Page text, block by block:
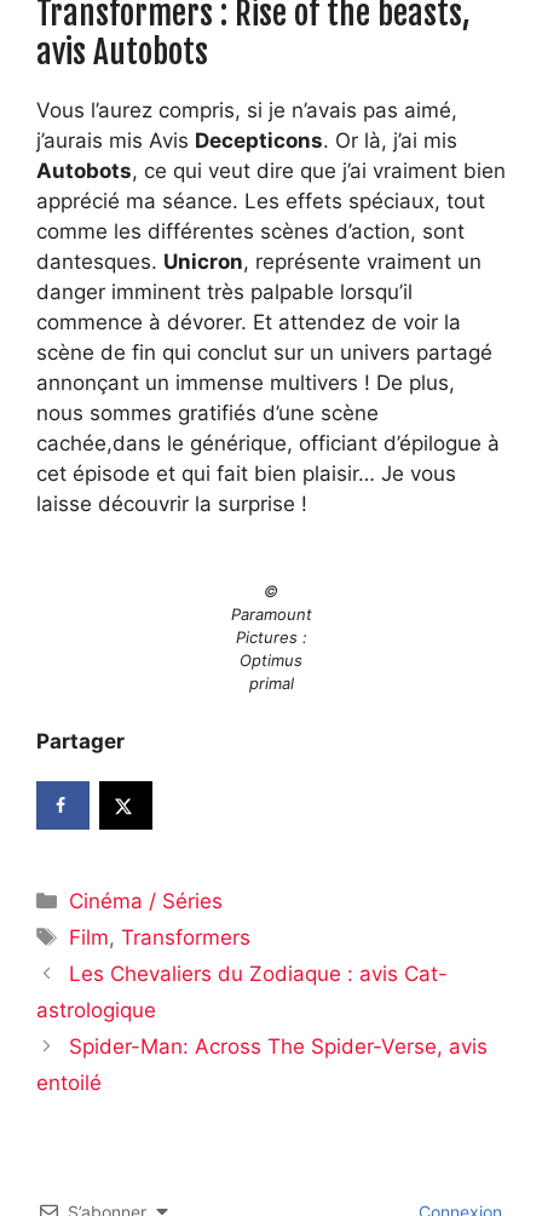
Transformers : Rise of the beasts,
avis Autobots
Vous l’aurez compris, si je n’avais pas aimé,
j’aurais mis Avis Decepticons. Or là, j’ai mis
Autobots, ce qui veut dire que j’ai vraiment bien
apprécié ma séance. Les effets spéciaux, tout
comme les différentes scènes d’action, sont
dantesques. Unicron, représente vraiment un
danger imminent très palpable lorsqu’il
commence à dévorer. Et attendez de voir la
scène de fin qui conclut sur un univers partagé
annonçant un immense multivers ! De plus,
nous sommes gratifiés d’une scène
cachée,dans le générique, officiant d’épilogue à
cet épisode et qui fait bien plaisir… Je vous
laisse découvrir la surprise !
©
Paramount
Pictures :
Optimus
primal
Partager
Catégories
Cinéma / Séries
Étiquettes
Film,Transformers
Les Chevaliers du Zodiaque : avis Cat-
astrologique
Spider-Man: Across The Spider-Verse, avis
entoilé